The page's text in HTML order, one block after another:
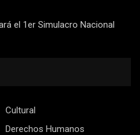
el 1er Simulacro Nacional
Cultural
Derechos Humanos